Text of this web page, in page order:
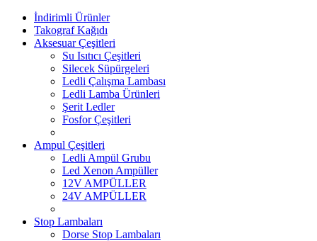
İndirimli Ürünler
Takograf Kağıdı
Aksesuar Çeşitleri
Su Isıtıcı Çeşitleri
Silecek Süpürgeleri
Ledli Çalışma Lambası
Ledli Lamba Ürünleri
Şerit Ledler
Fosfor Çeşitleri
Ampul Çeşitleri
Ledli Ampül Grubu
Led Xenon Ampüller
12V AMPÜLLER
24V AMPÜLLER
Stop Lambaları
Dorse Stop Lambaları